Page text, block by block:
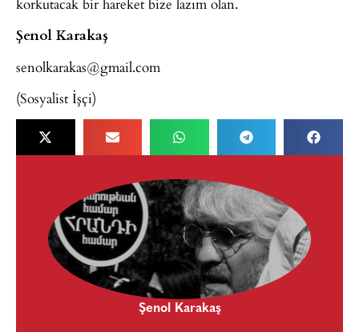
Şenol Karakaş
senolkarakas@gmail.com
(Sosyalist İşçi)
Şenol Karakaş